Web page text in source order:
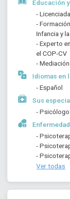
Educación
-
-
Infancia y
- Experto
el COP-CV
-
Idiomas en
- Español
Sus
- Psicólogo
-
-
-
Ver todas